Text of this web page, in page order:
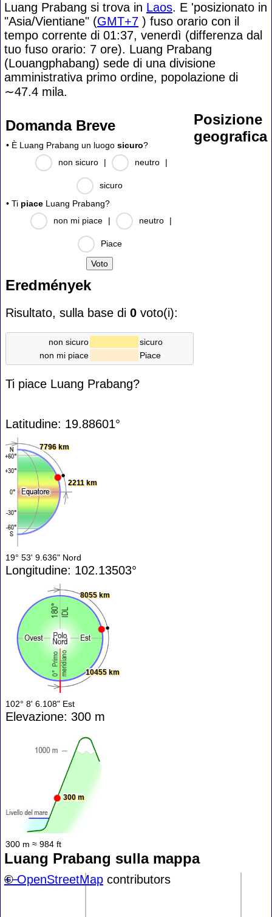
Luang Prabang si trova in Laos. E 'posizionato in
"Asia/Vientiane" (GMT+7 ) fuso orario con il
tempo corrente di 01:37, venerdì (differenza dal
tuo fuso orario: 7 ore). Luang Prabang
(Louangphabang) sede di una divisione
amministrativa primo ordine, popolazione di
∼47.4 mila.
Domanda Breve
• È Luang Prabang un luogo sicuro?
non sicuro
| neutro |
sicuro
• Ti piace Luang Prabang?
non mi piace
| neutro |
Piace
Eredmények
Risultato, sulla base di 0 voto(i):
non sicuro
sicuro
non mi piace
Piace
Ti piace Luang Prabang?
Posizione
geografica
Latitudine: 19.88601°
7796 km
2211 km
19° 53' 9.636" Nord
Longitudine: 102.13503°
10455 km
8055 km
102° 8' 6.108" Est
Elevazione: 300 m
300 m
300 m ≈ 984 ft
Luang Prabang sulla mappa
+−
©OpenStreetMap contributors